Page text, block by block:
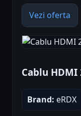
Vezi oferta
Cablu HDMI
Brand: eRDX